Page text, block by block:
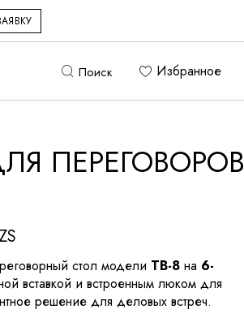
Поиск Избранное
ПЕРЕГОВОРОВ
стол модели TB-8на 6-
вставкой и встроенным люком для
решение для деловых встреч.